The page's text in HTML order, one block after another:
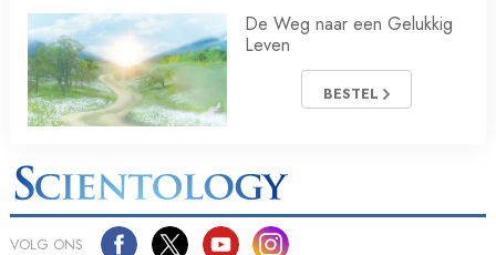
De Weg naar een Gelukkig
Leven
BESTEL
VOLG ONS